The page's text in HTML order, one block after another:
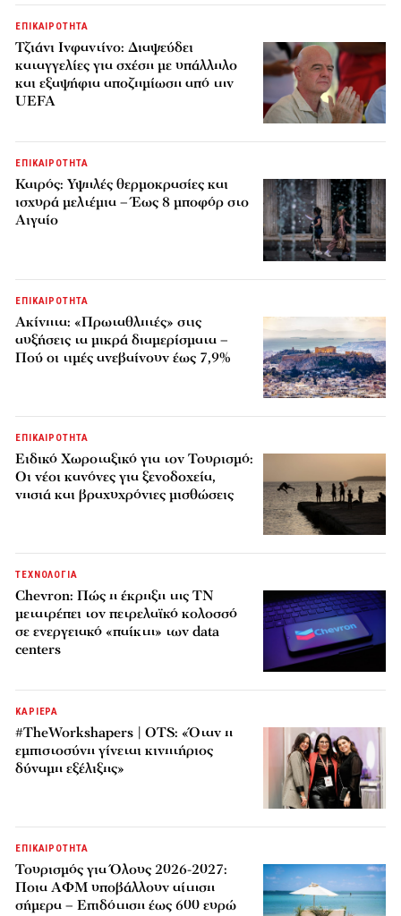
ΕΠΙΚΑΙΡΟΤΗΤΑ
Τζιάνι Ινφαντίνο: Διαψεύδει
καταγγελίες για σχέση με υπάλληλο
και εξαψήφια αποζημίωση από την
UEFA
ΕΠΙΚΑΙΡΟΤΗΤΑ
Καιρός: Υψηλές θερμοκρασίες και
ισχυρά μελτέμια – Έως 8 μποφόρ στο
Αιγαίο
ΕΠΙΚΑΙΡΟΤΗΤΑ
Ακίνητα: «Πρωταθλητές» στις
αυξήσεις τα μικρά διαμερίσματα –
Πού οι τιμές ανεβαίνουν έως 7,9%
ΕΠΙΚΑΙΡΟΤΗΤΑ
Ειδικό Χωροταξικό για τον Τουρισμό:
Οι νέοι κανόνες για ξενοδοχεία,
νησιά και βραχυχρόνιες μισθώσεις
ΤΕΧΝΟΛΟΓΙΑ
Chevron: Πώς η έκρηξη της ΤΝ
μετατρέπει τον πετρελαϊκό κολοσσό
σε ενεργειακό «παίκτη» των data
centers
ΚΑΡΙΕΡΑ
#TheWorkshapers | OTS: «Όταν η
εμπιστοσύνη γίνεται κινητήριος
δύναμη εξέλιξης»
ΕΠΙΚΑΙΡΟΤΗΤΑ
Τουρισμός για Όλους 2026-2027:
Ποια ΑΦΜ υποβάλλουν αίτηση
σήμερα – Επιδότηση έως 600 ευρώ